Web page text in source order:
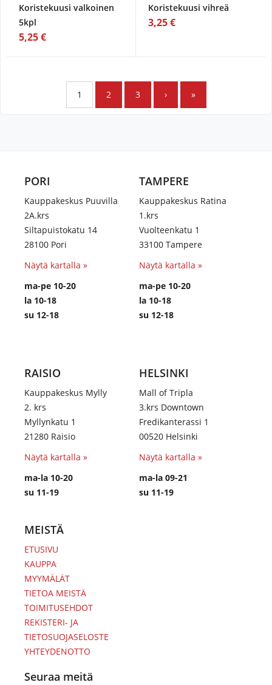
Koristekuusi valkoinen
5kpl
5,25 €
Koristekuusi vihreä
3,25 €
1 2 3 › »
PORI
Kauppakeskus Puuvilla
2A.krs
Siltapuistokatu 14
28100 Pori
Näytä kartalla »
ma-pe 10-20
la 10-18
su 12-18
TAMPERE
Kauppakeskus Ratina
1.krs
Vuolteenkatu 1
33100 Tampere
Näytä kartalla »
ma-pe 10-20
la 10-18
su 12-18
RAISIO
Kauppakeskus Mylly
2. krs
Myllynkatu 1
21280 Raisio
Näytä kartalla »
ma-la 10-20
su 11-19
HELSINKI
Mall of Tripla
3.krs Downtown
Fredikanterassi 1
00520 Helsinki
Näytä kartalla »
ma-la 09-21
su 11-19
MEISTÄ
ETUSIVU
KAUPPA
MYYMÄLÄT
TIETOA MEISTÄ
TOIMITUSEHDOT
REKISTERI- JA
TIETOSUOJASELOSTE
YHTEYDENOTTO
Seuraa meitä